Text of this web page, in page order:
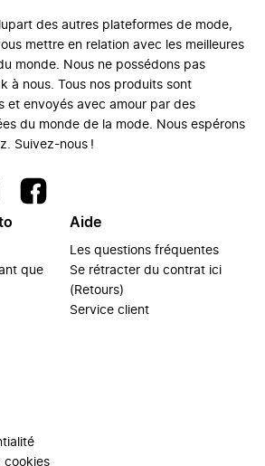
des autres plateformes de mode,
mettre en relation avec les meilleures
monde. Nous ne possédons pas
à nous. Tous nos produits sont
et envoyés avec amour par des
du monde de la mode. Nous espérons
Suivez-nous !
que
Aide
Les questions fréquentes
Se rétracter du contrat ici
(Retours)
Service client
cookies